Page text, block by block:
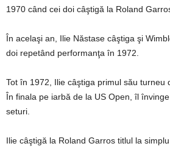
1970 când cei doi câştigă la Roland
În acelaşi an, Ilie Năstase câştiga şi
doi repetând performanţa în 1972.
Tot în 1972, Ilie câştiga primul său turneu
În finala pe iarbă de la US Open, îl
seturi.
Ilie câştigă la Roland Garros titlul la